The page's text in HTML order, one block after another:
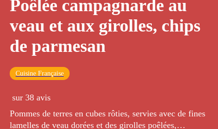
Poêlée campagnarde au
veau et aux girolles, chips
de parmesan
Cuisine Française
sur 38 avis
Pommes de terres en cubes rôties, servies avec de fines
lamelles de veau dorées et des girolles poêlées,